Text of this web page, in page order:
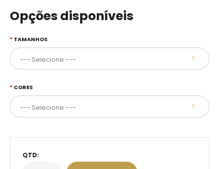
Opções disponíveis
TAMANHOS
CORES
QTD: